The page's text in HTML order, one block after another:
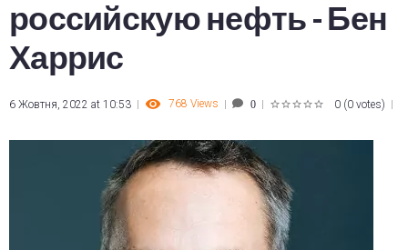
российскую нефть - Бен
Харрис
6 Жовтня, 2022 at 10:53 768 Views 0 0 (0 votes)